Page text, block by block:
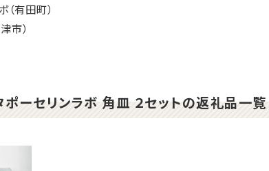
（有田町）
市）
ポーセリンラボ 角皿 ２セットの返礼品一覧